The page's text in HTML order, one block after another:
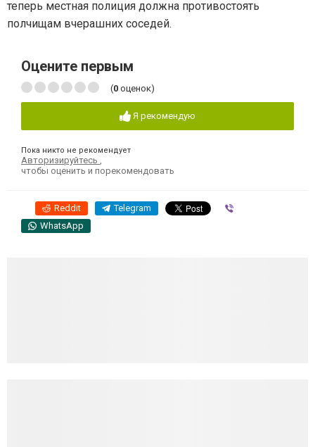
теперь местная полиция должна противостоять
полчищам вчерашних соседей.
Оцените первым
(0 оценок)
Я рекомендую
Пока никто не рекомендует
Авторизируйтесь ,
чтобы оценить и порекомендовать
Reddit Telegram
WhatsApp